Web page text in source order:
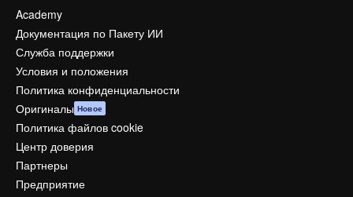
Academy
Документация по Пакету ИИ
Служба поддержки
Условия и положения
Политика конфиденциальности
Оригиналы Новое
Политика файлов cookie
Центр доверия
Партнеры
Предприятие